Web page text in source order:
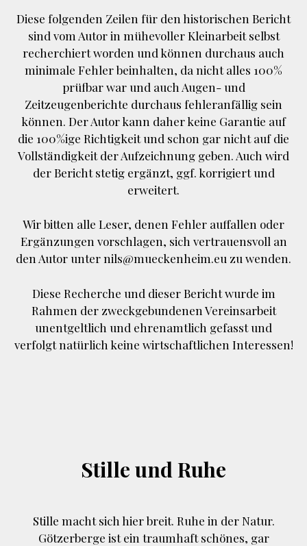
Diese folgenden Zeilen für den historischen Bericht
sind vom Autor in mühevoller Kleinarbeit selbst
recherchiert worden und können durchaus auch
minimale Fehler beinhalten, da nicht alles 100%
prüfbar war und auch Augen- und
Zeitzeugenberichte durchaus fehleranfällig sein
können. Der Autor kann daher keine Garantie auf
die 100%ige Richtigkeit und schon gar nicht auf die
Vollständigkeit der Aufzeichnung geben. Auch wird
der Bericht stetig ergänzt, ggf. korrigiert und
erweitert.
Wir bitten alle Leser, denen Fehler auffallen oder
Ergänzungen vorschlagen, sich vertrauensvoll an
den Autor unter nils@mueckenheim.eu zu wenden.
Diese Recherche und dieser Bericht wurde im
Rahmen der zweckgebundenen Vereinsarbeit
unentgeltlich und ehrenamtlich gefasst und
verfolgt natürlich keine wirtschaftlichen Interessen!
Stille und Ruhe
Stille macht sich hier breit. Ruhe in der Natur.
Götzerberge ist ein traumhaft schönes, gar